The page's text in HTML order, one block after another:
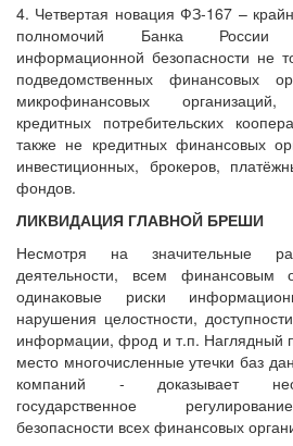
4. Четвертая новация ФЗ-167 –
полномочий Банка России
информационной безопасности не
подведомственных финансовых
микрофинансовых организаций,
кредитных потребительских
также не кредитных финансовых
инвестиционных, брокеров,
фондов.
ЛИКВИДАЦИЯ ГЛАВНОЙ БРЕШИ
Несмотря на значительные
деятельности, всем финансовым
одинаковые риски
нарушения целостности,
информации, фрод и т.п. Наглядный
место многочисленные утечки баз
компаний ‑ доказывает
государственное
безопасности всех финансовых